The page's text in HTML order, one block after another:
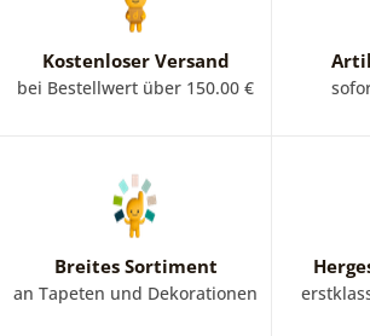
Kostenloser Versand
bei Bestellwert über 150.00 €
Breites Sortiment
an Tapeten und Dekorationen